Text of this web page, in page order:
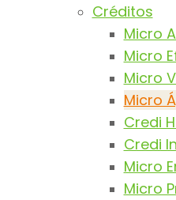
Créditos
Micro
Micro
Micro
Micro
Credi
Credi
Micro
Micro